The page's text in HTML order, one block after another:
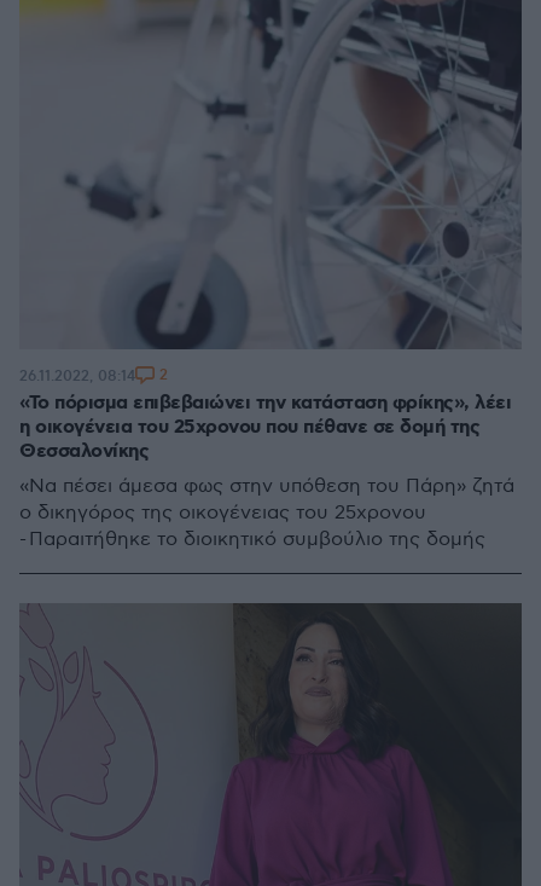
«Το πόρισμα επιβεβαιώνει την κατάσταση φρίκης», λέει
η οικογένεια του 25χρονου που πέθανε σε δομή της
Θεσσαλονίκης
«Να πέσει άμεσα φως στην υπόθεση του Πάρη» ζητά
ο δικηγόρος της οικογένειας του 25χρονου
- Παραιτήθηκε το διοικητικό συμβούλιο της δομής
26.11.2022, 08:14 2